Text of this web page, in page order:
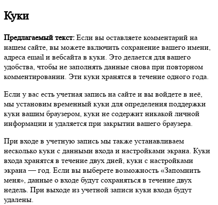
Куки
Предлагаемый текст: Если вы оставляете комментарий на
нашем сайте, вы можете включить сохранение вашего имени,
адреса email и вебсайта в куки. Это делается для вашего
удобства, чтобы не заполнять данные снова при повторном
комментировании. Эти куки хранятся в течение одного года.
Если у вас есть учетная запись на сайте и вы войдете в неё,
мы установим временный куки для определения поддержки
куки вашим браузером, куки не содержит никакой личной
информации и удаляется при закрытии вашего браузера.
При входе в учетную запись мы также устанавливаем
несколько куки с данными входа и настройками экрана. Куки
входа хранятся в течение двух дней, куки с настройками
экрана — год. Если вы выберете возможность «Запомнить
меня», данные о входе будут сохраняться в течение двух
недель. При выходе из учетной записи куки входа будут
удалены.